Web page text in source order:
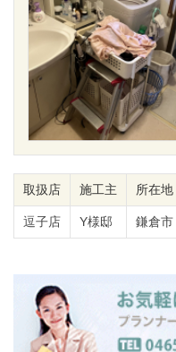
取扱店 施工主 所在地
逗子店 Y様邸 鎌倉市